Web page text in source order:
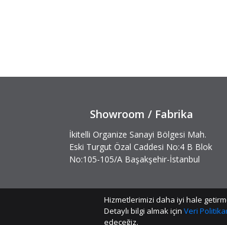
Showroom / Fabrika
İkitelli Organize Sanayi Bölgesi Mah.
Eski Turgut Özal Caddesi No:4 B Blok
No:105-105/A Başakşehir-İstanbul
Hizmetlerimizi daha iyi hale
Detaylı bilgi almak için Veri
edeceğiz.